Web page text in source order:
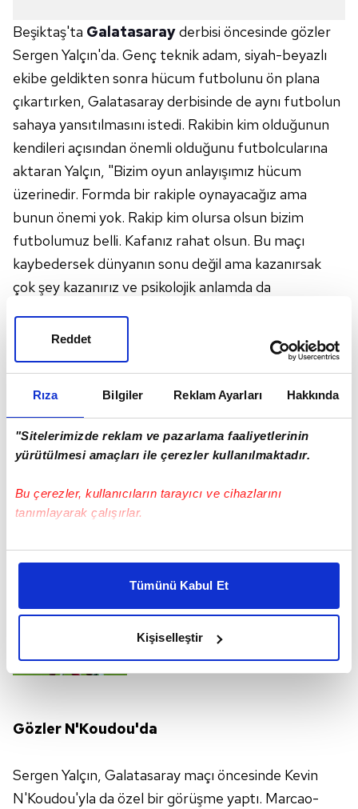
Rıza Bilgiler Reklam Ayarları Hakkında
"Sitelerimizde reklam ve pazarlama faaliyetlerinin
yürütülmesi amaçları ile çerezler kullanılmaktadır.
Bu çerezler, kullanıcıların tarayıcı ve cihazlarını
tanımlayarak çalışırlar.
Bu çerezlere izin vermeniz halinde sizlere özel
daha iyi reklam deneyimi yaşatabiliriz. Bunu yaparken
amacımızın size daha iyi bir reklam deneyimi sunmak
elimizden gelen çabayı gösterdiğimizi ve bu noktada,
Her halükârda, kullanıcılar, bu çerezlere izin vermedikleri
Sizlere daha iyi bir hizmet sunabilmek için İnternet
Tümünü Kabul Et
Kişiselleştir
Reddet
Beşiktaş'ta Galatasarayderbisi öncesinde gözler
Sergen Yalçın'da. Genç teknik adam, siyah-beyazlı
ekibe geldikten sonra hücum futbolunu ön plana
çıkartırken, Galatasaray derbisinde de aynı futbolun
sahaya yansıtılmasını istedi. Rakibin kim olduğunun
kendileri açısından önemli olduğunu futbolcularına
aktaran Yalçın, "Bizim oyun anlayışımız hücum
üzerinedir. Formda bir rakiple oynayacağız ama
bunun önemi yok. Rakip kim olursa olsun bizim
futbolumuz belli. Kafanız rahat olsun. Bu maçı
kaybedersek dünyanın sonu değil ama kazanırsak
çok şey kazanırız ve psikolojik anlamda da
kullandı.
1 milyar 230 milyon TL’lik derbi
Beşiktaş arasında oynanacak derbinin
TL. Sahadaki en değerli isim ise 13 milyon
Euroluk değeriyle Mario Lemina olacak.
Gözler N'Koudou'da
Sergen Yalçın, Galatasaray maçı öncesinde Kevin
N'Koudou'yla da özel bir görüşme yaptı. Marcao-